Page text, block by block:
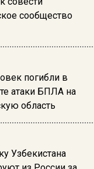
сообщество
погибли в
атаки БПЛА на
область
Узбекистана